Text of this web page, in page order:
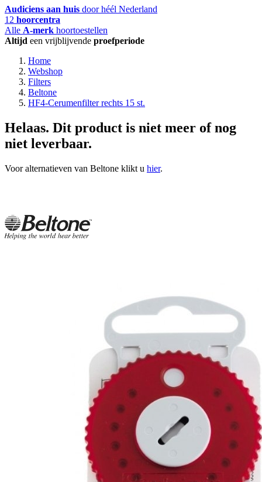
Audiciens aan huis door héél Nederland
12 hoorcentra
Alle A-merk hoortoestellen
Altijd een vrijblijvende proefperiode
Home
Webshop
Filters
Beltone
HF4-Cerumenfilter rechts 15 st.
Helaas. Dit product is niet meer of nog
niet leverbaar.
Voor alternatieven van Beltone klikt u hier.